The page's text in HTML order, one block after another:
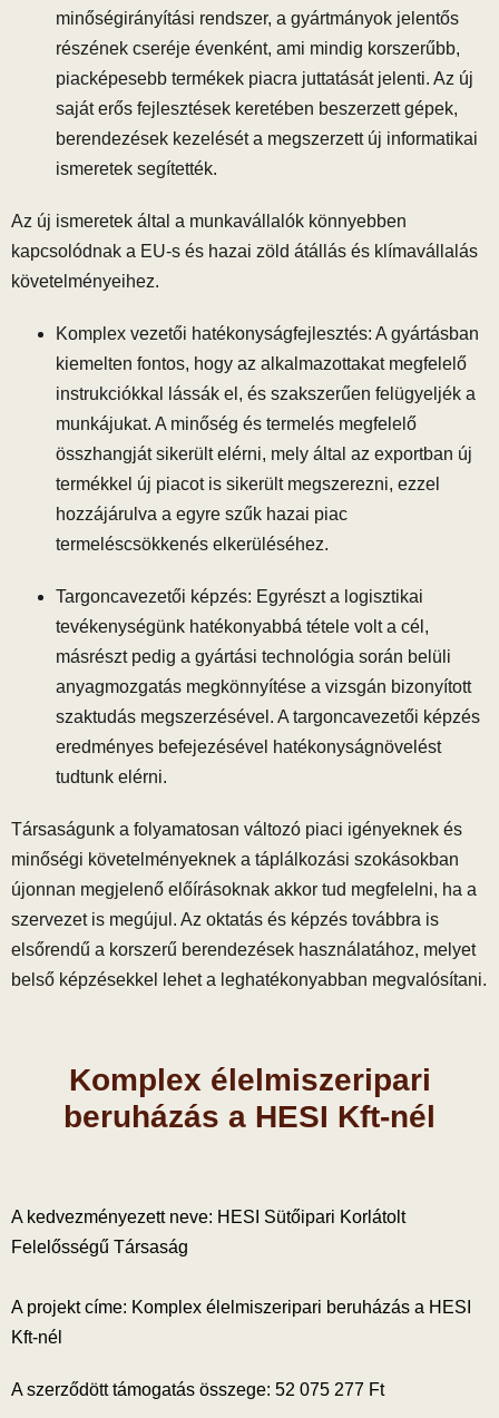
minőségirányítási rendszer, a gyártmányok jelentős
részének cseréje évenként, ami mindig korszerűbb,
piacképesebb termékek piacra juttatását jelenti. Az új
saját erős fejlesztések keretében beszerzett gépek,
berendezések kezelését a megszerzett új informatikai
ismeretek segítették.
Az új ismeretek által a munkavállalók könnyebben
kapcsolódnak a EU-s és hazai zöld átállás és klímavállalás
követelményeihez.
Komplex vezetői hatékonyságfejlesztés: A gyártásban
kiemelten fontos, hogy az alkalmazottakat megfelelő
instrukciókkal lássák el, és szakszerűen felügyeljék a
munkájukat. A minőség és termelés megfelelő
összhangját sikerült elérni, mely által az exportban új
termékkel új piacot is sikerült megszerezni, ezzel
hozzájárulva a egyre szűk hazai piac
termeléscsökkenés elkerüléséhez.
Targoncavezetői képzés: Egyrészt a logisztikai
tevékenységünk hatékonyabbá tétele volt a cél,
másrészt pedig a gyártási technológia során belüli
anyagmozgatás megkönnyítése a vizsgán bizonyított
szaktudás megszerzésével. A targoncavezetői képzés
eredményes befejezésével hatékonyságnövelést
tudtunk elérni.
Társaságunk a folyamatosan változó piaci igényeknek és
minőségi követelményeknek a táplálkozási szokásokban
újonnan megjelenő előírásoknak akkor tud megfelelni, ha a
szervezet is megújul. Az oktatás és képzés továbbra is
elsőrendű a korszerű berendezések használatához, melyet
belső képzésekkel lehet a leghatékonyabban megvalósítani.
Komplex élelmiszeripari
beruházás a HESI Kft-nél
A kedvezményezett neve: HESI Sütőipari Korlátolt
Felelősségű Társaság
A projekt címe: Komplex élelmiszeripari beruházás a HESI
Kft-nél
A szerződött támogatás összege: 52 075 277 Ft